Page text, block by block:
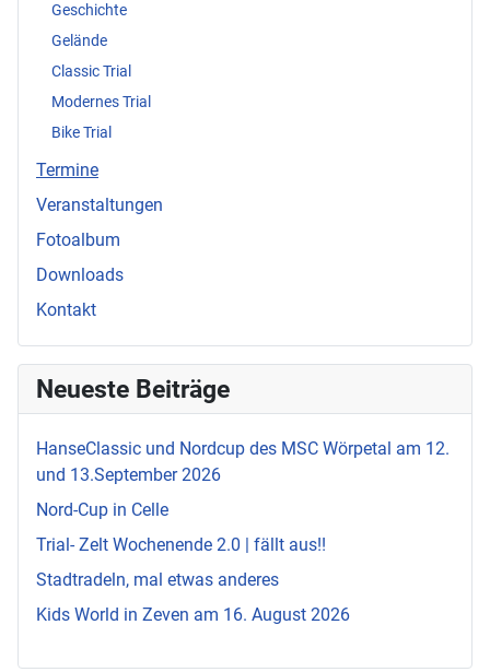
Geschichte
Gelände
Classic Trial
Modernes Trial
Bike Trial
Termine
Veranstaltungen
Fotoalbum
Downloads
Kontakt
Neueste Beiträge
HanseClassic und Nordcup des MSC Wörpetal am 12.
und 13.September 2026
Nord-Cup in Celle
Trial- Zelt Wochenende 2.0 | fällt aus!!
Stadtradeln, mal etwas anderes
Kids World in Zeven am 16. August 2026